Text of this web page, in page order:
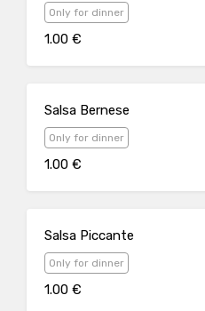
Only for dinner
1.00 €
Salsa Bernese
Only for dinner
1.00 €
Salsa Piccante
Only for dinner
1.00 €